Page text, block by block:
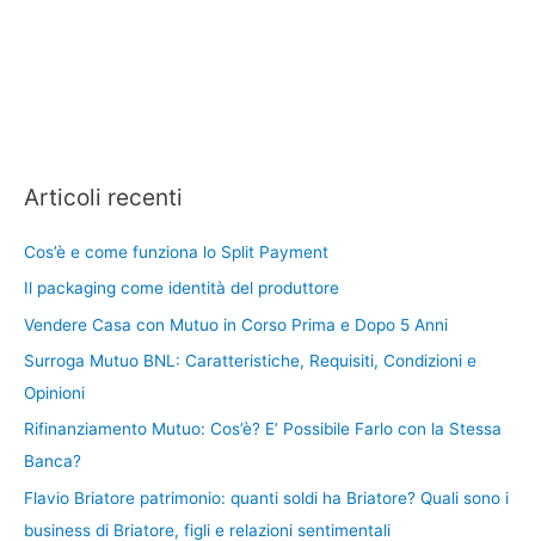
Articoli recenti
Cos’è e come funziona lo Split Payment
Il packaging come identità del produttore
Vendere Casa con Mutuo in Corso Prima e Dopo 5 Anni
Surroga Mutuo BNL: Caratteristiche, Requisiti, Condizioni e
Opinioni
Rifinanziamento Mutuo: Cos’è? E’ Possibile Farlo con la Stessa
Banca?
Flavio Briatore patrimonio: quanti soldi ha Briatore? Quali sono i
business di Briatore, figli e relazioni sentimentali